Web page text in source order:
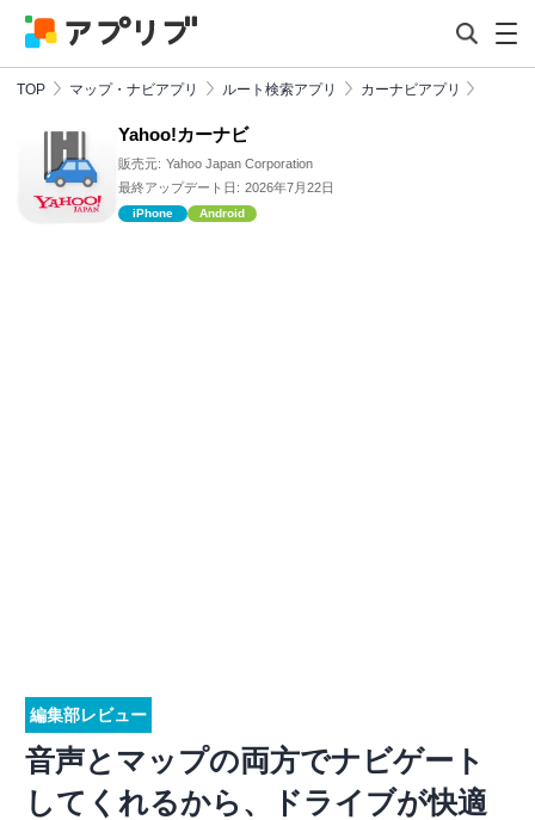
TOP マップ・ナビアプリ ルート検索アプリ カーナビアプリ
Yahoo!カーナビ
販売元: Yahoo Japan Corporation
最終アップデート日: 2026年7月22日
iPhone Android
編集部レビュー
音声とマップの両方でナビゲート
してくれるから、ドライブが快適